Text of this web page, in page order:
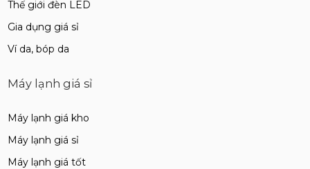
Thế giới đèn LED
Gia dụng giá sỉ
Ví da, bóp da
Máy lạnh giá sỉ
Máy lạnh giá kho
Máy lạnh giá sỉ
Máy lạnh giá tốt